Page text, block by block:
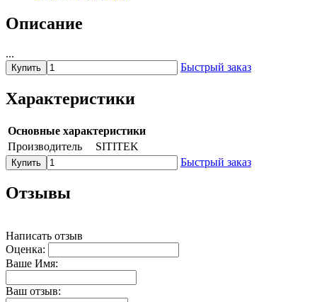
Описание
...
Купить Быстрый заказ
Характеристики
Основные характеристики
Производитель
SITITEK
Купить Быстрый заказ
Отзывы
Написать отзыв
Оценка:
Ваше Имя:
Ваш отзыв: